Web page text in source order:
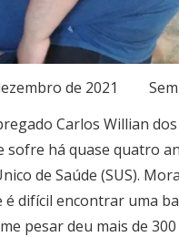
de 2021
Carlos Willian
sofre há quase quatro
de Saúde (SUS).
é difícil encontrar uma
pesar deu mais de